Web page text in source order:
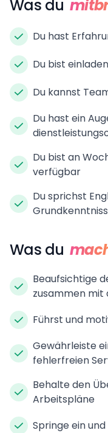
Was du
Du hast
Du bist
Du kannst
Du hast ein
Du bist an
verfügbar
Du sprichst
Was du
Beaufsichtige
zusammen mit
Führst und
Gewährleiste
fehlerfreien
Behalte den
Arbeitspläne
Springe ein